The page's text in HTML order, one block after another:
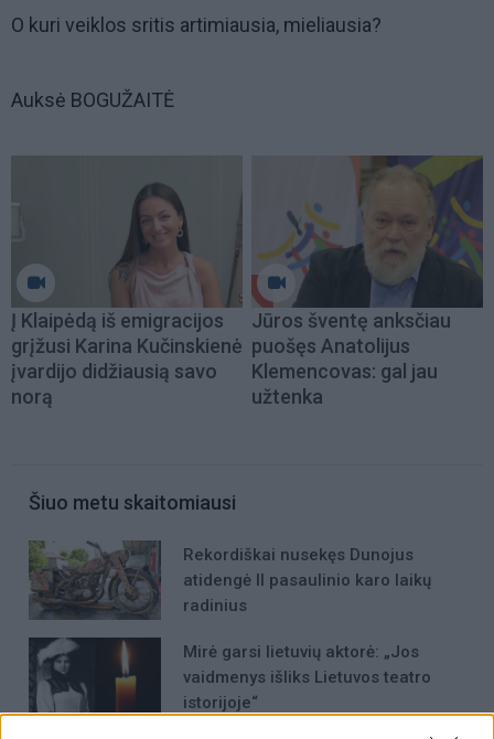
O kuri veiklos sritis artimiausia, mieliausia?
Auksė BOGUŽAITĖ
Į Klaipėdą iš emigracijos
grįžusi Karina Kučinskienė
įvardijo didžiausią savo
norą
Jūros šventę anksčiau
puošęs Anatolijus
Klemencovas: gal jau
užtenka
Šiuo metu skaitomiausi
Rekordiškai nusekęs Dunojus
atidengė II pasaulinio karo laikų
radinius
Mirė garsi lietuvių aktorė: „Jos
vaidmenys išliks Lietuvos teatro
istorijoje“